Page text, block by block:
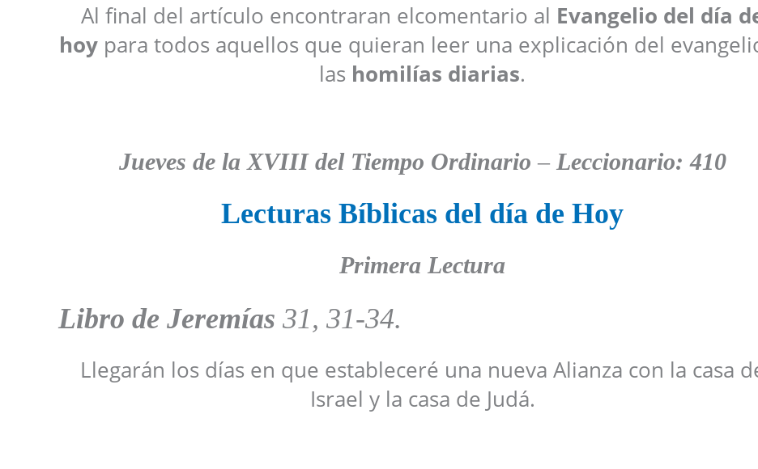
Al final del artículo encontraran elcomentario al Evangelio del día
hoypara todos aquellos que quieran leer una explicación del
las homilías diarias.
Jueves de la XVIII del Tiempo Ordinario – Leccionario: 410
Lecturas Bíblicas del día de Hoy
Primera Lectura
Libro de Jeremías 31, 31-34.
Llegarán los días en que estableceré una nueva Alianza con la casa
Israel y la casa de Judá.